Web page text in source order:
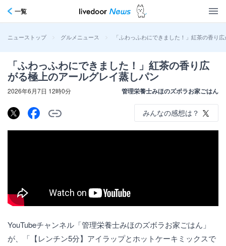
一覧
ニューストップ > グルメニュース > 「ふわっふわにできました！」紅茶の香り
「ふわっふわにできました！」紅茶の香り広
がる極上のアールグレイ蒸しパン
2026年6月7日 12時0分 管理栄養士みほのズボラお家ごはん
みんなの感想は？
YouTubeチャンネル「管理栄養士みほのズボラお家ごはん」
が、「【レンチン5分】アイラップとホットケーキミックスで